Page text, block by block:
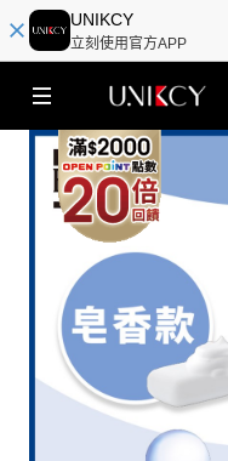
UNIKCY
立刻使用官方APP